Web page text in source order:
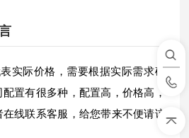
实际价格，需要根据实际需求确
置有很多种，配置高，价格高，
线联系客服，给您带来不便请谅